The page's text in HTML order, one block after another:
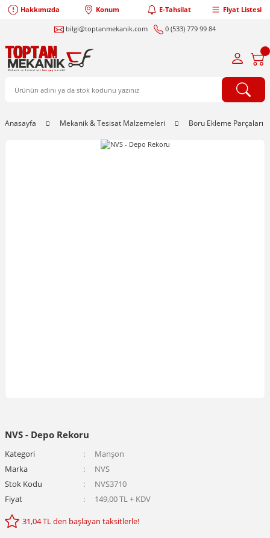
Hakkımızda Konum E-Tahsilat Fiyat Listesi
bilgi@toptanmekanik.com 0 (533) 779 99 84
Anasayfa Mekanik & Tesisat Malzemeleri Boru Ekleme Parçaları
NVS - Depo Rekoru
Kategori
Manşon
Marka
NVS
Stok Kodu
NVS3710
Fiyat
149,00 TL + KDV
31,04 TL den başlayan taksitlerle!